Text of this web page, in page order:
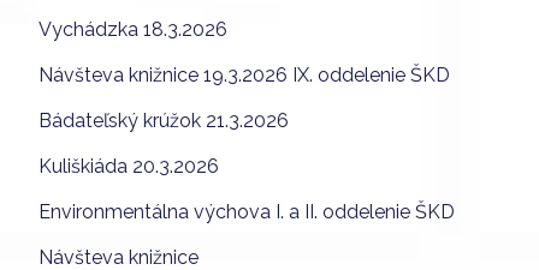
Vychádzka 18.3.2026
Návšteva knižnice 19.3.2026 IX. oddelenie ŠKD
Bádateľský krúžok 21.3.2026
Kuliškiáda 20.3.2026
Environmentálna výchova I. a II. oddelenie ŠKD
Návšteva knižnice